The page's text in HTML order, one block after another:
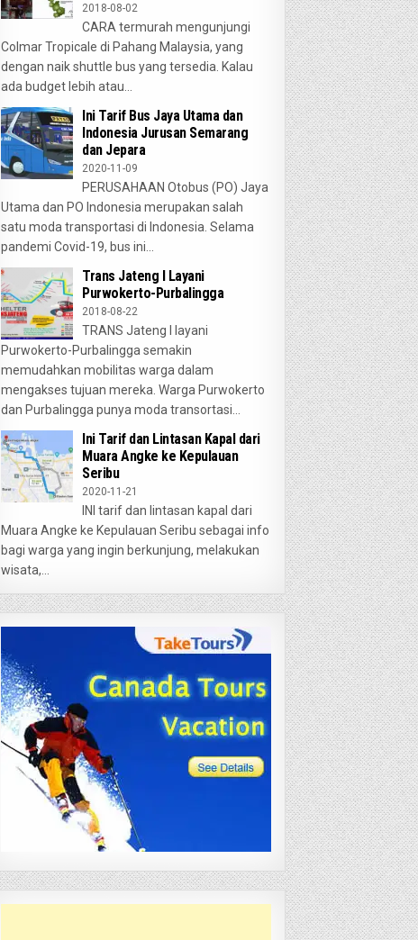
2018-08-02
CARA termurah mengunjungi
Colmar Tropicale di Pahang Malaysia, yang
dengan naik shuttle bus yang tersedia. Kalau
ada budget lebih atau...
Ini Tarif Bus Jaya Utama dan
Indonesia Jurusan Semarang
dan Jepara
2020-11-09
PERUSAHAAN Otobus (PO) Jaya
Utama dan PO Indonesia merupakan salah
satu moda transportasi di Indonesia. Selama
pandemi Covid-19, bus ini...
Trans Jateng I Layani
Purwokerto-Purbalingga
2018-08-22
TRANS Jateng I layani
Purwokerto-Purbalingga semakin
memudahkan mobilitas warga dalam
mengakses tujuan mereka. Warga Purwokerto
dan Purbalingga punya moda transortasi...
Ini Tarif dan Lintasan Kapal dari
Muara Angke ke Kepulauan
Seribu
2020-11-21
INI tarif dan lintasan kapal dari
Muara Angke ke Kepulauan Seribu sebagai info
bagi warga yang ingin berkunjung, melakukan
wisata,...